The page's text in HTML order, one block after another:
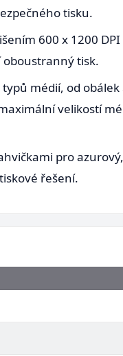
tisku.
600 x 1200
tisk.
médií, od
velikostí
pro
řešení.